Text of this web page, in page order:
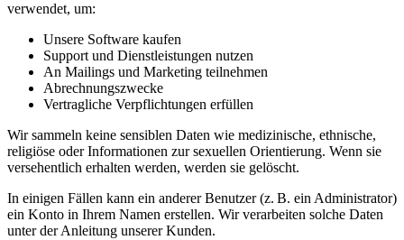
verwendet, um:
Unsere Software kaufen
Support und Dienstleistungen nutzen
An Mailings und Marketing teilnehmen
Abrechnungszwecke
Vertragliche Verpflichtungen erfüllen
Wir sammeln keine sensiblen Daten wie medizinische, ethnische,
religiöse oder Informationen zur sexuellen Orientierung. Wenn sie
versehentlich erhalten werden, werden sie gelöscht.
In einigen Fällen kann ein anderer Benutzer (z. B. ein Administrator)
ein Konto in Ihrem Namen erstellen. Wir verarbeiten solche Daten
unter der Anleitung unserer Kunden.